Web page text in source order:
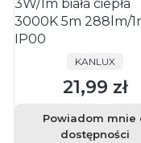
3W/1m biała ciepła
3000K 5m 288lm/
IP00
PRODUCENT
KANLUX
Cena
21,99 zł
Powiadom mnie
dostępności